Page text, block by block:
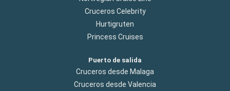
Cruceros Celebrity
Hurtigruten
Princess Cruises
Puerto de salida
Cruceros desde Malaga
Cruceros desde Valencia